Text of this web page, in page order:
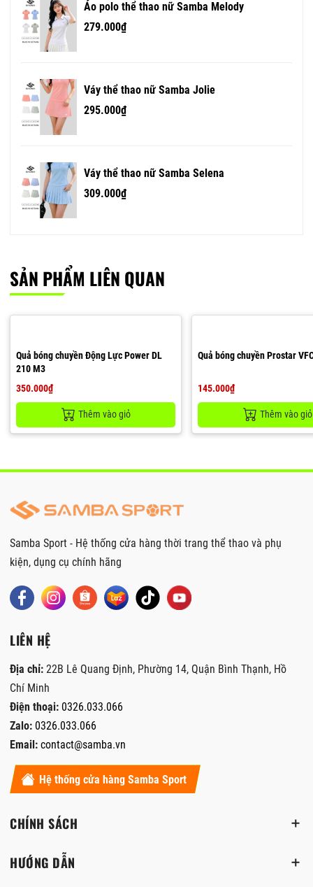
Áo polo thể thao nữ Samba Melody
279.000₫
Váy thể thao nữ Samba Jolie
295.000₫
Váy thể thao nữ Samba Selena
309.000₫
SẢN PHẨM LIÊN QUAN
Quả bóng chuyền Động Lực Power DL
210 M3
350.000₫
Thêm vào giỏ
Quả bóng chuyền Prostar
145.000₫
Thêm vào giỏ
Samba Sport - Hệ thống cửa hàng thời trang thể thao và phụ
kiện, dụng cụ chính hãng
LIÊN HỆ
Địa chỉ: 22B Lê Quang Định, Phường 14, Quận Bình Thạnh, Hồ
Chí Minh
Điện thoại: 0326.033.066
Zalo: 0326.033.066
Email: contact@samba.vn
Hệ thống cửa hàng Samba Sport
CHÍNH SÁCH
HƯỚNG DẪN